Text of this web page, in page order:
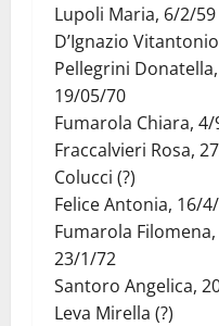
Lupoli Maria, 6/2/59
D’Ignazio
Pellegrini Donatella,
19/05/70
Fumarola Chiara,
Fraccalvieri Rosa,
Colucci (?)
Felice Antonia, 16/
Fumarola Filomena,
23/1/72
Santoro Angelica,
Leva Mirella (?)